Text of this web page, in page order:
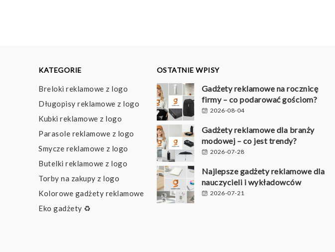
KATEGORIE
Breloki reklamowe z logo
Długopisy reklamowe z logo
Kubki reklamowe z logo
Parasole reklamowe z logo
Smycze reklamowe z logo
Butelki reklamowe z logo
Torby na zakupy z logo
Kolorowe gadżety reklamowe
Eko gadżety ♻️
OSTATNIE WPISY
Gadżety reklamowe na rocznicę
firmy – co podarować gościom?
2026-08-04
Gadżety reklamowe dla branży
modowej – co jest trendy?
2026-07-28
Najlepsze gadżety reklamowe dla
nauczycieli i wykładowców
2026-07-21